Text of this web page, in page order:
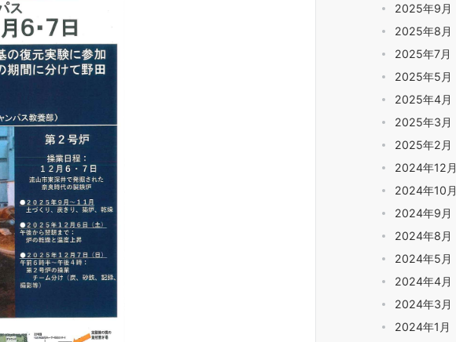
2025年9月
2025年8月
2025年7月
2025年5月
2025年4月
2025年3月
2025年2月
2024年12月
2024年10月
2024年9月
2024年8月
2024年5月
2024年4月
2024年3月
2024年1月